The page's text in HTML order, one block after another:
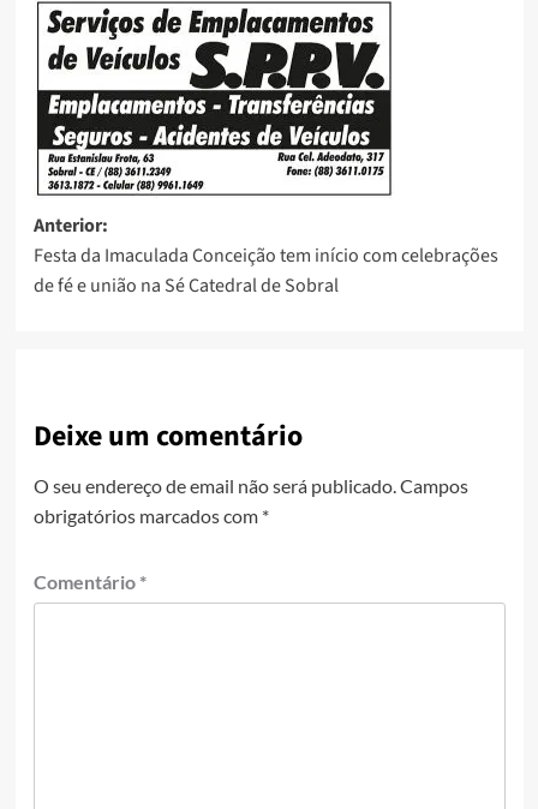
Anterior:
Festa da Imaculada Conceição tem início com celebrações
de fé e união na Sé Catedral de Sobral
Deixe um comentário
O seu endereço de email não será publicado.Campos
obrigatórios marcados com *
Comentário *